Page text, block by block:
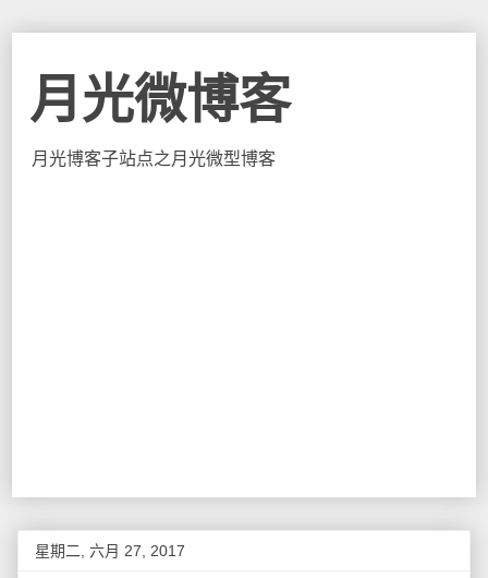
月光微博客
月光博客子站点之月光微型博客
星期二, 六月 27, 2017